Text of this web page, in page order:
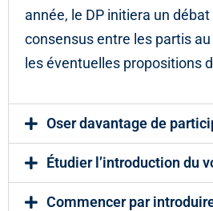
année, le DP initiera un
consensus entre les partis
les éventuelles propositions
Oser davantage de
Étudier l’introduction du
Commencer par